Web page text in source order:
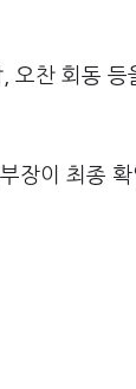
찬 회동 등
장이 최종 확